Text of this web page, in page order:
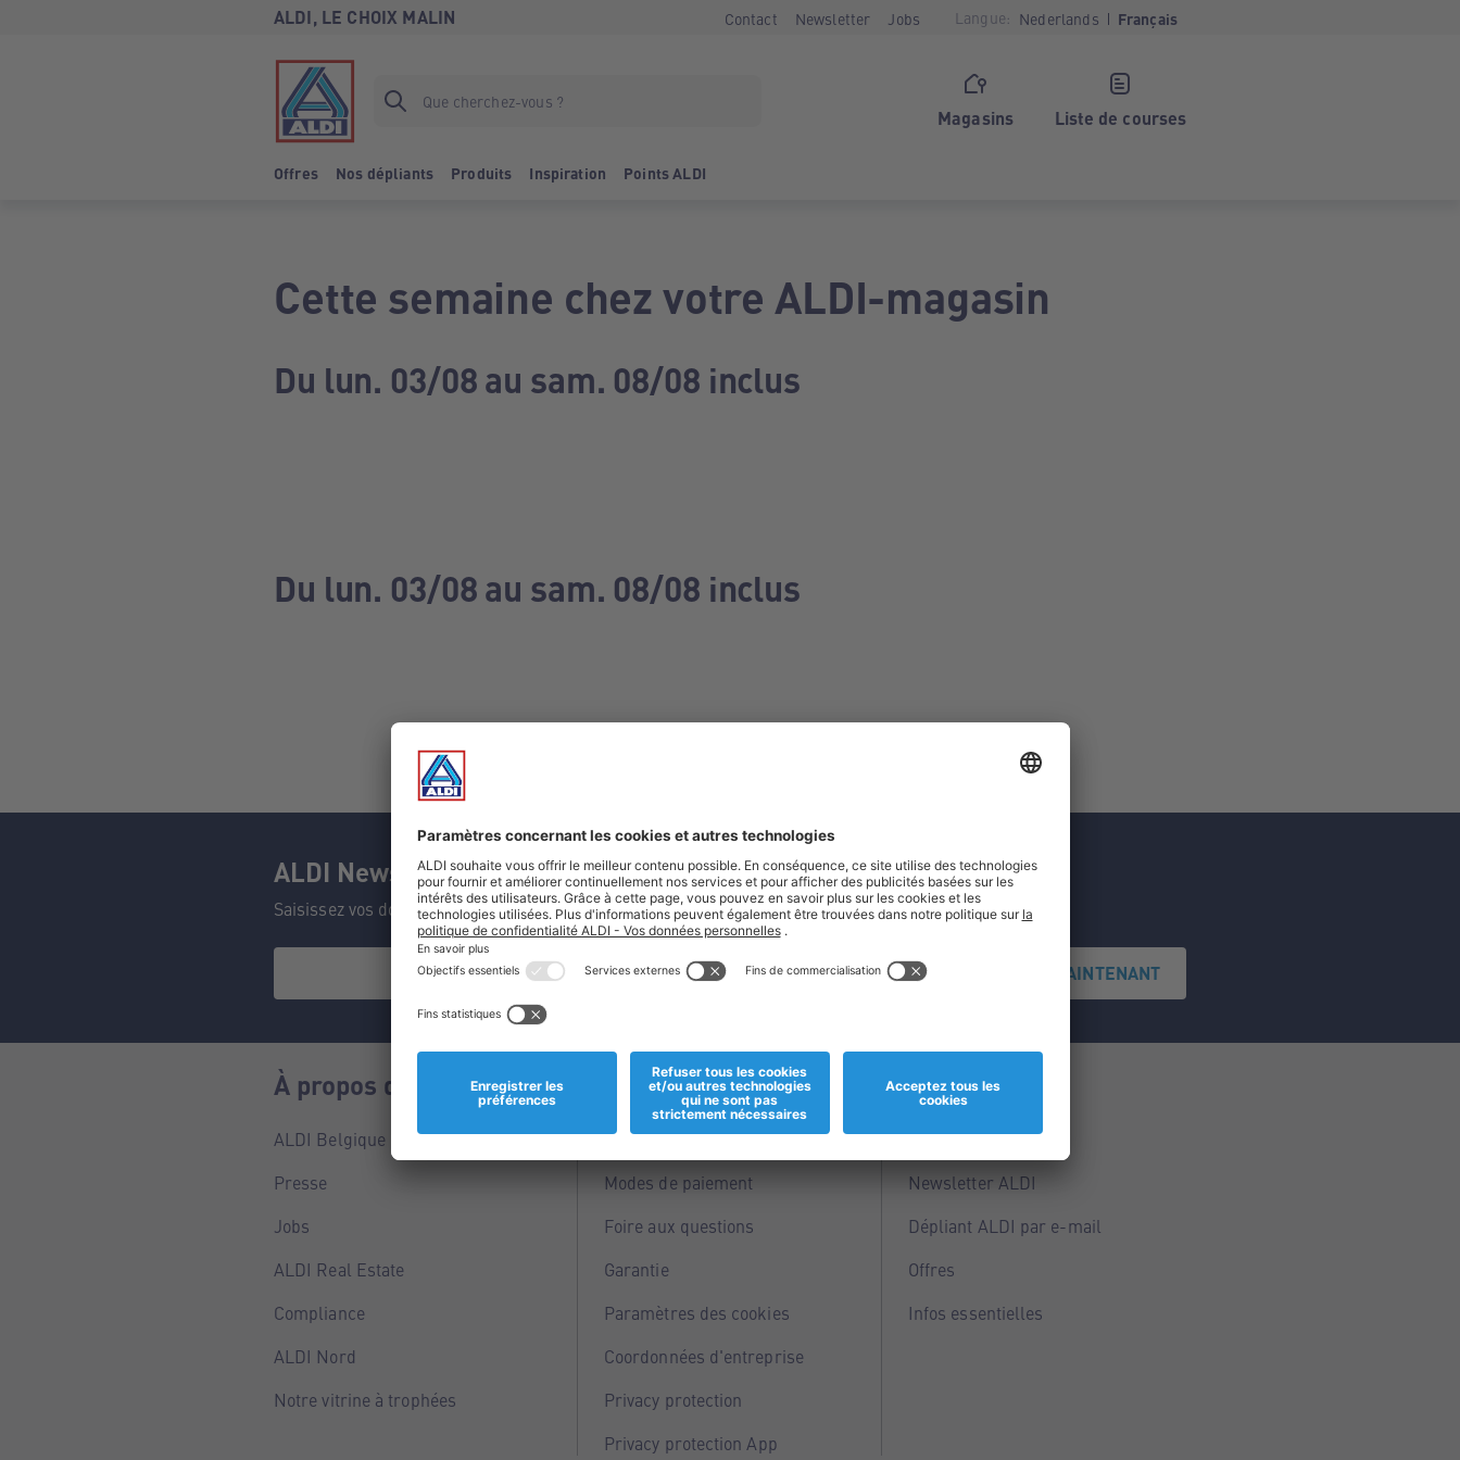
ALDI, LE CHOIX MALIN Contact Newsletter Jobs Langue: Nederlands Français
Magasins Liste de courses
Offres Nos dépliants Produits Inspiration Points ALDI
Cette semaine chez votre ALDI-magasin
Du lun. 03/08 au sam. 08/08 inclus
Du lun. 03/08 au sam. 08/08 inclus
ALDI Newsletter
Saisissez vos données et ne manquez aucune de nos offres.
S'INSCRIRE MAINTENANT
À propos de nous
ALDI Belgique
Presse
Jobs
ALDI Real Estate
Compliance
ALDI Nord
Notre vitrine à trophées
Informations
Magasins
Modes de paiement
Foire aux questions
Garantie
Paramètres des cookies
Coordonnées d'entreprise
Privacy protection
Privacy protection App
Service
Points ALDI
Newsletter ALDI
Dépliant ALDI par e-mail
Offres
Infos essentielles